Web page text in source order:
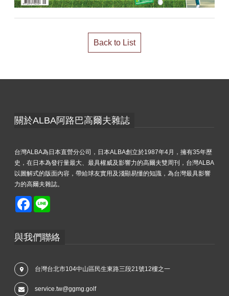
Back to List
關於ALBA阿路巴高爾夫雜誌
台灣ALBA為日本直營分公司，日本ALBA創立於1987年4月，擁有35年歷
史，在日本為發行量最大、最具權威及影響力的高爾夫雙周刊，台灣ALBA
以圖解式的版面內容，帶給球友實用及淺顯易懂的知識，為台灣最具影響
力的高爾夫雜誌。
Facebook
與我們聯絡
台灣台北市104中山區民生東路三段21號12樓之一
service.tw@ggmg.golf